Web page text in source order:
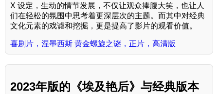
X 设定，生动的情节发展，不仅让观众捧腹大笑，也让人
们在轻松的氛围中思考着更深层次的主题。而其中对经典
文化元素的戏谑和挖掘，更是提高了影片的观看价值。
喜剧片，涅墨西斯 黄金螺旋之谜，正片，高清版
2023年版的《埃及艳后》与经典版本